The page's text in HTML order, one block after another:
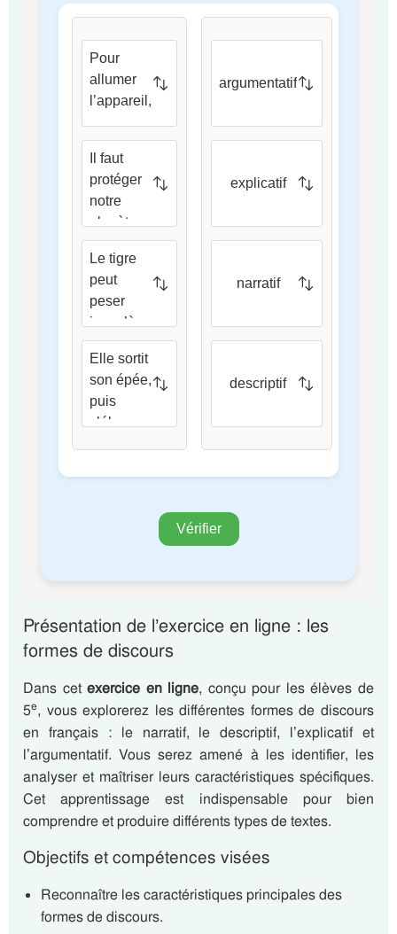
Présentation de l’exercice en ligne : les
formes de discours
Dans cetexercice en ligne, conçu pour les élèves de
5e, vous explorerez les différentes formes de discours
en français : le narratif, le descriptif, l’explicatif et
l’argumentatif. Vous serez amené à les identifier, les
analyser et maîtriser leurs caractéristiques spécifiques.
Cet apprentissage est indispensable pour bien
comprendre et produire différents types de textes.
Objectifs et compétences visées
Reconnaître les caractéristiques principales des
formes de discours.